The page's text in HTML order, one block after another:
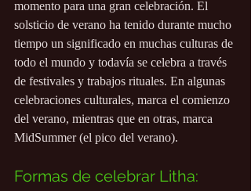
momento para una gran celebración. El
solsticio de verano ha tenido durante mucho
tiempo un significado en muchas culturas de
todo el mundo y todavía se celebra a través
de festivales y trabajos rituales. En algunas
celebraciones culturales, marca el comienzo
del verano, mientras que en otras, marca
MidSummer (el pico del verano).
Formas de celebrar Litha: